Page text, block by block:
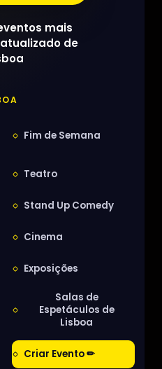
mais
de
Fim de Semana
Teatro
Stand Up Comedy
Cinema
Exposições
Salas de
Espetáculos de
Lisboa
Criar Evento ✏